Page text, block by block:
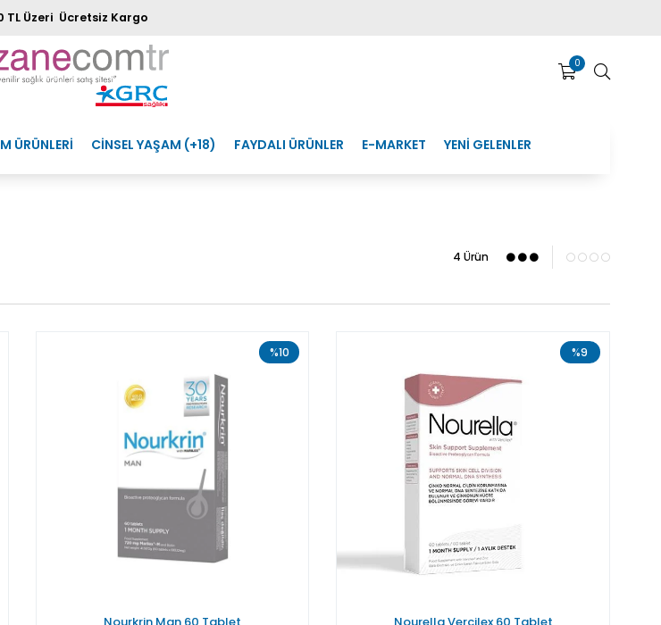
TL Üzeri Ücretsiz Kargo
0
ÜRÜNLERİ CİNSEL YAŞAM (+18) FAYDALI ÜRÜNLER E-MARKET YENİ GELENLER
4 Ürün
Nourkrin Man 60 Tablet
%10
Nourella Vercilex 60 Tablet
%9